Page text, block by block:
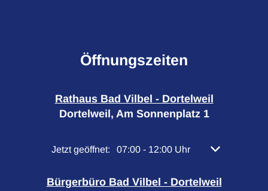
Öffnungszeiten
Rathaus Bad Vilbel - Dortelweil
Dortelweil, Am Sonnenplatz 1
Klicken, um weitere Öffnungs- oder Schließzeiten
Jetzt geöffnet: 07:00 - 12:00 Uhr Von 07:00 bis
Bürgerbüro Bad Vilbel - Dortelweil